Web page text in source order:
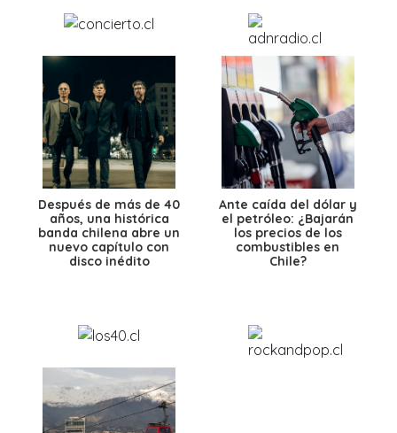
Después de más de 40
años, una histórica
banda chilena abre un
nuevo capítulo con
disco inédito
Ante caída del dólar y
el petróleo: ¿Bajarán
los precios de los
combustibles en
Chile?